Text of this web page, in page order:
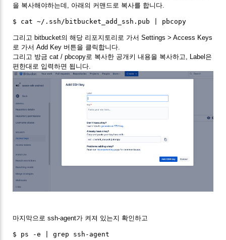
을 복사해야하는데, 아래의 커맨드로 복사를 합니다.
그리고 bitbucket의 해당 리포지토리로 가서 Settings > Access Keys
로 가서 Add Key 버튼을 클릭합니다.
그리고 방금 cat / pbcopy로 복사한 공개키 내용을 복사하고, Label은
편한대로 입력하면 됩니다.
마지막으로 ssh-agent가 켜져 있는지 확인하고